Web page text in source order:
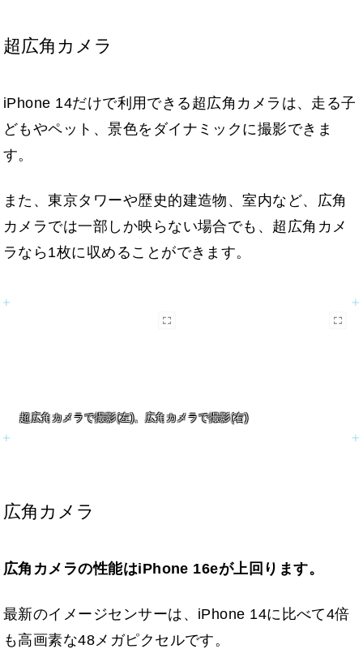
超広角カメラ
iPhone 14だけで利用できる超広角カメラは、走る子
どもやペット、景色をダイナミックに撮影できま
す。
また、東京タワーや歴史的建造物、室内など、広角
カメラでは一部しか映らない場合でも、超広角カメ
ラなら1枚に収めることができます。
超広角カメラで撮影(左)、広角カメラで撮影(右)
広角カメラ
広角カメラの性能はiPhone 16eが上回ります。
最新のイメージセンサーは、iPhone 14に比べて4倍
も高画素な48メガピクセルです。